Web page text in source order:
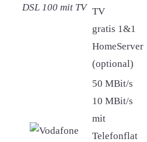
DSL 100 mit TV TV
gratis 1&1
HomeServer
(optional)
50 MBit/s
10 MBit/s
mit
Telefonflat